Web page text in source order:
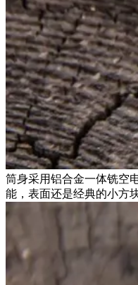
筒身采用铝合金一体铣空
能，表面还是经典的小方